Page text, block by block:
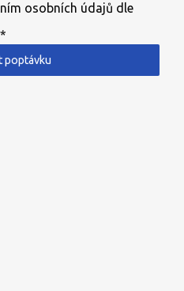
osobních údajů dle